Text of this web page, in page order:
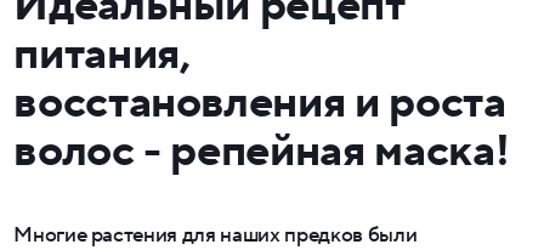
питания,
восстановления и роста
волос - репейная маска!
Многие растения для наших предков были